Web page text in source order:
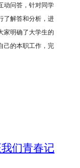
动问答，针对同学
了解答和分析，进
家明确了大学生的
己的本职工作，完
们青春记